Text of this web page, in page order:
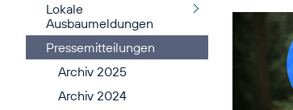
Lokale
Ausbaumeldungen
Pressemitteilungen
Archiv 2025
Archiv 2024